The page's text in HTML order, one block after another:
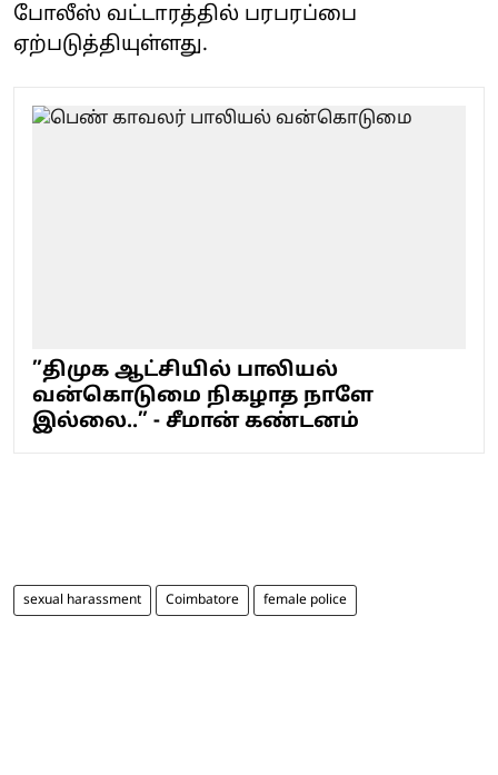
போலீஸ் வட்டாரத்தில் பரபரப்பை
ஏற்படுத்தியுள்ளது.
”திமுக ஆட்சியில் பாலியல்
வன்கொடுமை நிகழாத நாளே
இல்லை..” - சீமான் கண்டனம்
sexual harassment Coimbatore female police